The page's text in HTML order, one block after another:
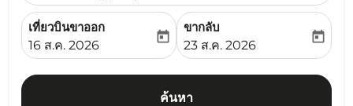
เที่ยวบินขาออก
fc-booking-departure-date-aria-label
16 ส.ค. 2026
today
ขากลับ
fc-booking-return-date-
23 ส.ค. 2026
today
ค้นหา